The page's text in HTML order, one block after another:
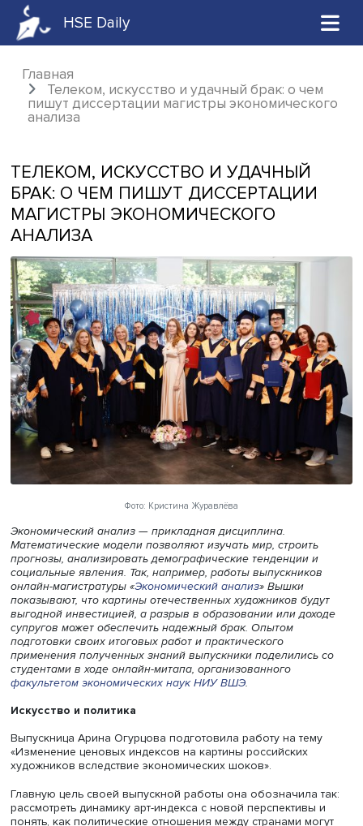
HSE Daily
Главная
Телеком, искусство и удачный брак: о
пишут диссертации магистры
ТЕЛЕКОМ, ИСКУССТВО И УДАЧНЫЙ
БРАК: О ЧЕМ ПИШУТ
МАГИСТРЫ ЭКОНОМИЧЕСКОГО
АНАЛИЗА
Фото: Кристина Журавлёва
Экономический анализ — прикладная дисциплина.
Математические модели позволяют изучать мир,
прогнозы, анализировать демографические тенденции
социальные явления. Так, например, работы
онлайн-магистратуры «Экономический анализ
показывают, что картины отечественных художников
выгодной инвестицией, а разрыв в образовании или
супругов может обеспечить надежный брак. Опытом
подготовки своих итоговых работ и практического
применения полученных знаний выпускники
студентами в ходе онлайн-митапа, организованного
Искусство и политика